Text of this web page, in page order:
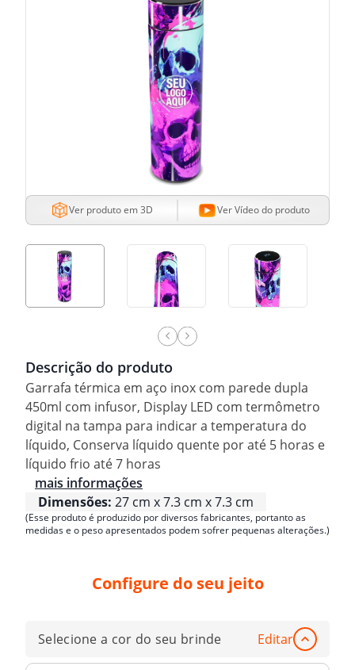
Ver produto em 3D Ver Vídeo do produto
Descrição do produto
Garrafa térmica em aço inox com parede dupla
450ml com infusor, Display LED com termômetro
digital na tampa para indicar a temperatura do
líquido, Conserva líquido quente por até 5 horas e
líquido frio até 7 horas
mais informações
Dimensões: 27 cm x 7.3 cm x 7.3 cm
(Esse produto é produzido por diversos fabricantes, portanto as
medidas e o peso apresentados podem sofrer pequenas alterações.)
Configure do seu jeito
Selecione a cor do seu brinde Editar